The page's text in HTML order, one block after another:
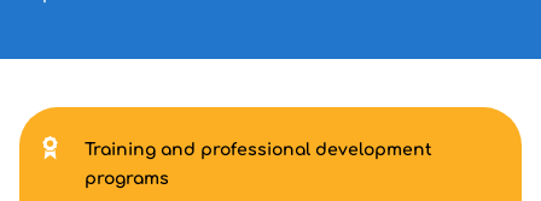
Training and professional development
programs